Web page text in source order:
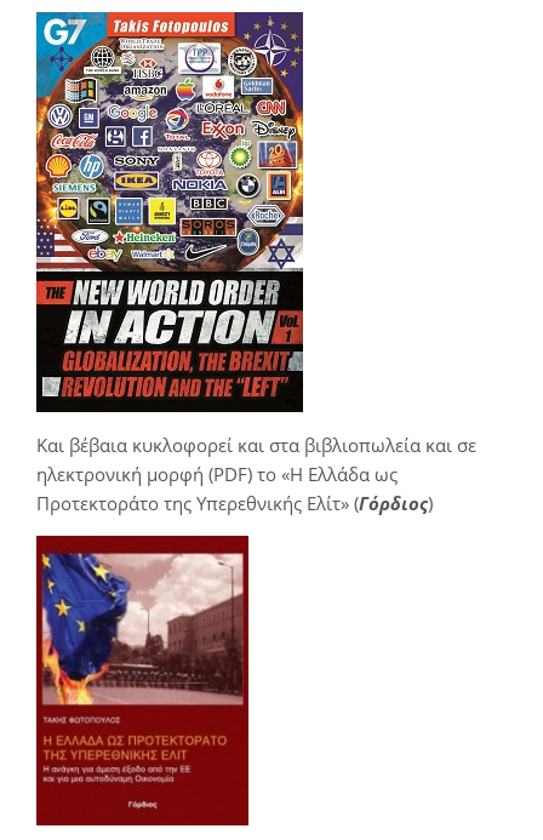
Και βέβαια κυκλοφορεί και στα βιβλιοπωλεία και σε
ηλεκτρονική μορφή (PDF) το «Η Ελλάδα ως
Προτεκτοράτο της Υπερεθνικής Ελίτ» (Γόρδιος)